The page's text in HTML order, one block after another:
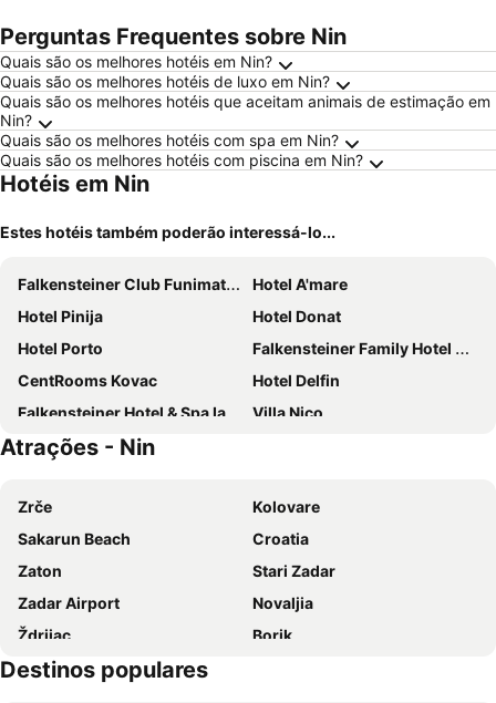
Perguntas Frequentes sobre Nin
Quais são os melhores hotéis em Nin?
Quais são os melhores hotéis de luxo em Nin?
Quais são os melhores hotéis que aceitam animais de estimação em
Nin?
Quais são os melhores hotéis com spa em Nin?
Quais são os melhores hotéis com piscina em Nin?
Hotéis em Nin
Estes hotéis também poderão interessá-lo...
Falkensteiner Club Funimation Borik
Hotel A'mare
Hotel Pinija
Hotel Donat
Hotel Porto
Falkensteiner Family Hotel Diadora
CentRooms Kovac
Hotel Delfin
Falkensteiner Hotel & Spa Iadera
Villa Nico
Hotel Marinko
Villa Triana
Glamping Villas & Mobile Homes Avalona
Mirabilis Residence
Hotel Preko Ugljan Island, Curio Collection by Hilton
Villa Gravic
Diklo Beach Apartments
Ravkin Apartments
Green lighthouse rooms
Hotel Bastion
Apartments Donat
El Mirador Rooms
Atrações - Nin
Zrče
Kolovare
Sakarun Beach
Croatia
Zaton
Stari Zadar
Zadar Airport
Novaljia
Ždrijac
Borik
Zadar
Destinos populares